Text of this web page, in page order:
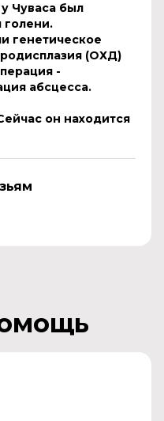
Чуваса был
голени.
генетическое
(ОХД)
-
абсцесса.
он находится